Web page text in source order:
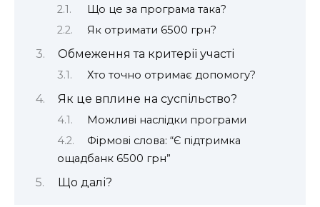
Що це за програма така?
Як отримати 6500 грн?
Обмеження та критерії участі
Хто точно отримає допомогу?
Як це вплине на суспільство?
Можливі наслідки програми
Фірмові слова: “Є підтримка
ощадбанк 6500 грн”
Що далі?